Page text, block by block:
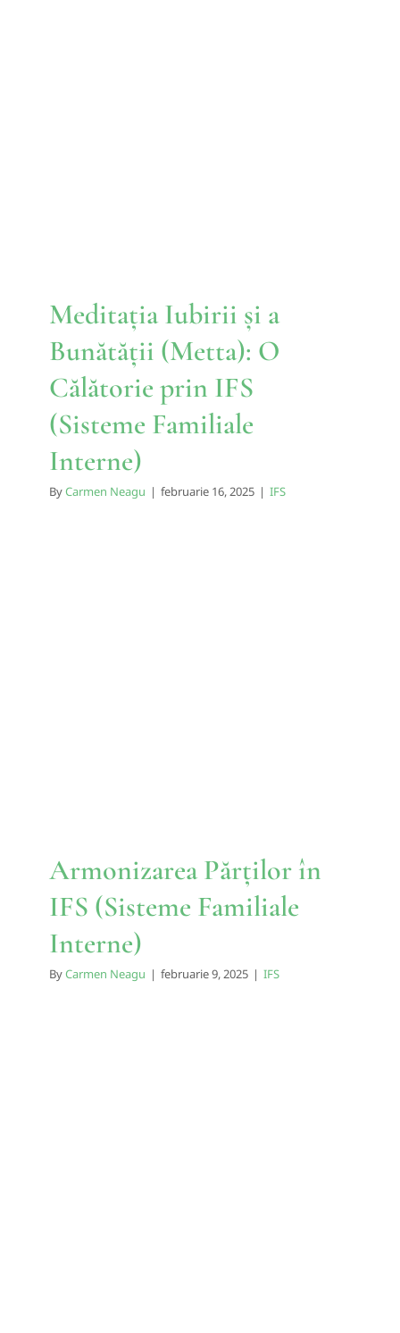
Meditația Iubirii și a
Bunătății (Metta): O
Călătorie prin IFS
(Sisteme Familiale
Interne)
ByCarmen Neagu | februarie 16, 2025 | IFS
Armonizarea Părților în
IFS (Sisteme Familiale
Interne)
ByCarmen Neagu | februarie 9, 2025 | IFS